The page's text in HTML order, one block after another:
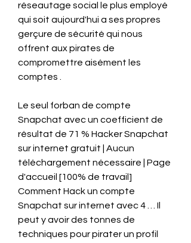
réseautage social le plus employé
qui soit aujourd'hui a ses propres
gerçure de sécurité qui nous
offrent aux pirates de
compromettre aisément les
comptes .
Le seul forban de compte
Snapchat avec un coefficient de
résultat de 71 % Hacker Snapchat
sur internet gratuit | Aucun
téléchargement nécessaire | Page
d'accueil [100% de travail]
Comment Hack un compte
Snapchat sur internet avec 4 … Il
peut y avoir des tonnes de
techniques pour pirater un profil